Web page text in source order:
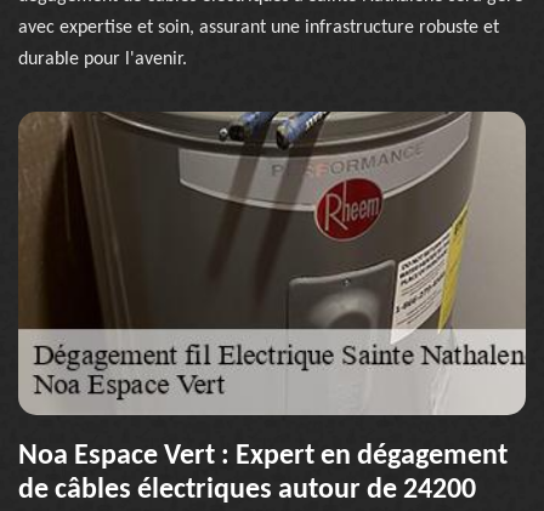
avec expertise et soin, assurant une infrastructure robuste et
durable pour l'avenir.
Noa Espace Vert : Expert en dégagement
de câbles électriques autour de 24200